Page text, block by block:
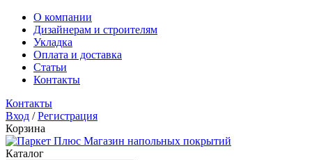
О компании
Дизайнерам и строителям
Укладка
Оплата и доставка
Статьи
Контакты
Контакты
Вход /Регистрация
Корзина
Магазин напольных покрытий
Каталог